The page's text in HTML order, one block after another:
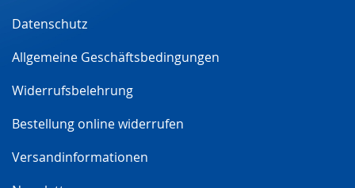
Datenschutz
Allgemeine Geschäftsbedingungen
Widerrufsbelehrung
Bestellung online widerrufen
Versandinformationen